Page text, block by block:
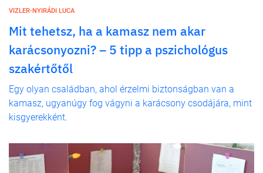
VIZLER-NYIRÁDI LUCA
Mit tehetsz, ha a kamasz nem akar
karácsonyozni? – 5 tipp a pszichológus
szakértőtől
Egy olyan családban, ahol érzelmi biztonságban van a
kamasz, ugyanúgy fog vágyni a karácsony csodájára, mint
kisgyerekként.